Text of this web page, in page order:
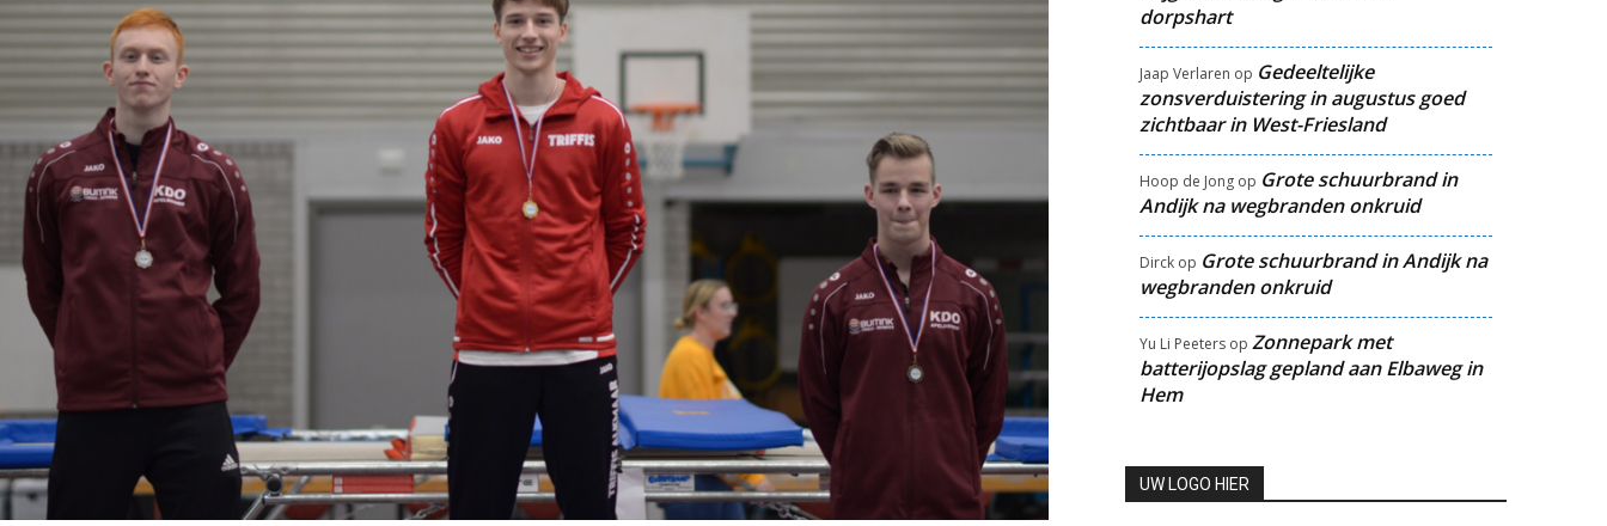
dorpshart
Jaap Verlaren op Gedeeltelijke
zonsverduistering in augustus goed
zichtbaar in West-Friesland
Hoop de Jongop Grote schuurbrand in
Andijk na wegbranden onkruid
Dirckop Grote schuurbrand in Andijk na
wegbranden onkruid
Yu Li Peetersop Zonnepark met
batterijopslag gepland aan Elbaweg in
Hem
UW LOGO HIER